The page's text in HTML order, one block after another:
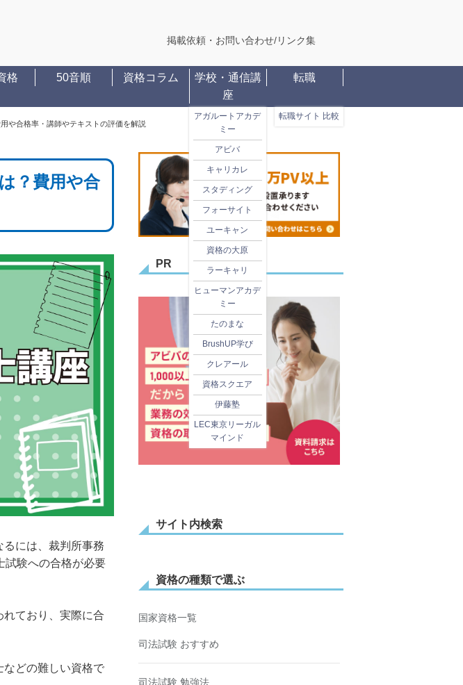
掲載依頼・お問い合わせ/リンク集
格 50音順 資格コラム
学校・通信講
座
アガルートアカデ
ミー
アビバ
キャリカレ
スタディング
フォーサイト
ユーキャン
資格の大原
ラーキャリ
ヒューマンアカデ
ミー
たのまな
BrushUP学び
クレアール
資格スクエア
伊藤塾
LEC東京リーガル
マインド
転職
転職サイト 比較
や合格率・講師やテキストの評価を解説
？費用や合
には、裁判所事務
試験への合格が必要
ており、実際に合
などの難しい資格で
PR
サイト内検索
資格の種類で選ぶ
国家資格一覧
司法試験 おすすめ
司法試験 勉強法